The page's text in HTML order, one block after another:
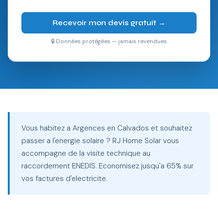
Recevoir mon devis gratuit →
🔒 Données protégées — jamais revendues
Vous habitez a Argences en Calvados et souhaitez
passer a l'energie solaire ? RJ Home Solar vous
accompagne de la visite technique au
raccordement ENEDIS. Economisez jusqu'a 65% sur
vos factures d'electricite.